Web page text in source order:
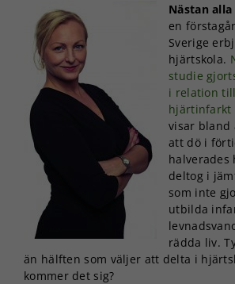
Nästan
en
Sverige
hjärtskola.
studie
i relation
hjärtinfarkt
visar bland
att dö i
halverades
deltog i
som inte
utbilda
rädda liv.
än hälften som väljer att delta i
kommer det sig?